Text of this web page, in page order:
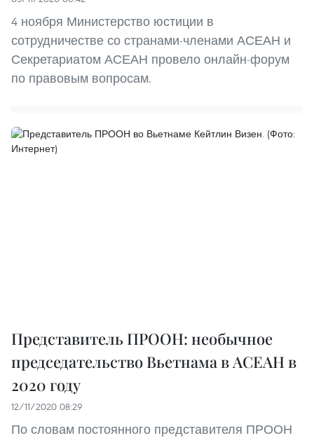
4 ноября Министерство юстиции в
сотрудничестве со странами-членами АСЕАН и
Секретариатом АСЕАН провело онлайн-форум
по правовым вопросам.
Представитель ПРООН: необычное
председательство Вьетнама в АСЕАН в
2020 году
12/11/2020 08:29
По словам постоянного представителя ПРООН